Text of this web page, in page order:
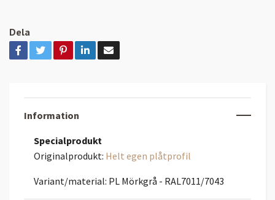
Dela
Information
Specialprodukt
Originalprodukt: Helt egen plåtprofil
Variant/material: PL Mörkgrå - RAL7011/7043